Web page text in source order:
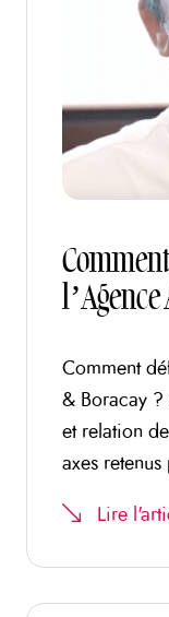
Comment
& Boracay ?
et relation
axes
Lire